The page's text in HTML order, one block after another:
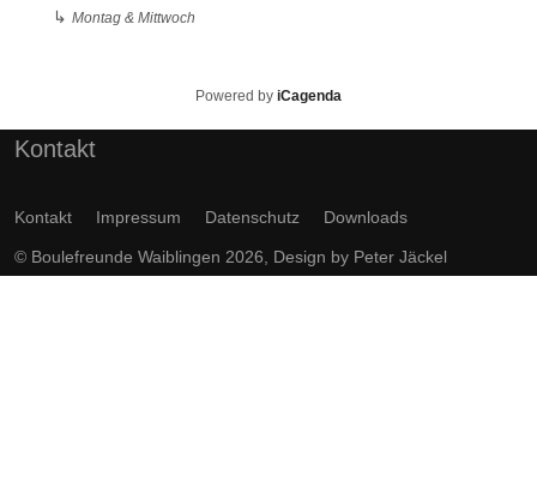
↳ Montag & Mittwoch
Powered by iCagenda
Kontakt
Kontakt Impressum Datenschutz Downloads
© Boulefreunde Waiblingen 2026, Design by Peter Jäckel